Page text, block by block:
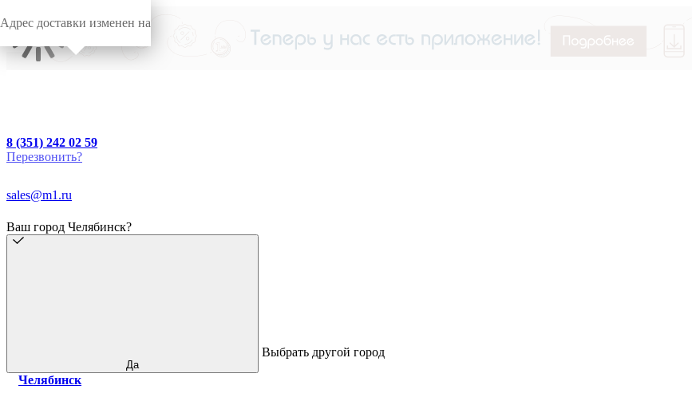
8 (351) 242 02 59
Перезвонить?
sales@m1.ru
Ваш город Челябинск?
Да
Выбрать другой город
Челябинск
Адрес доставки изменен на